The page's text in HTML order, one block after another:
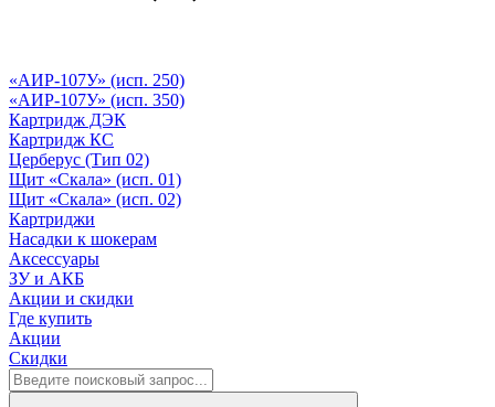
«АИР-107У» (исп. 250)
«АИР-107У» (исп. 350)
Картридж ДЭК
Картридж КС
Церберус (Тип 02)
Щит «Скала» (исп. 01)
Щит «Скала» (исп. 02)
Картриджи
Насадки к шокерам
Аксессуары
ЗУ и АКБ
Акции и скидки
Где купить
Акции
Скидки